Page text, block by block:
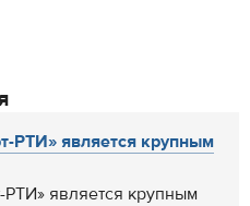
РТИ» является крупным
является крупным